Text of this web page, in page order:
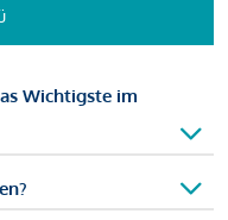
Wichtigste im